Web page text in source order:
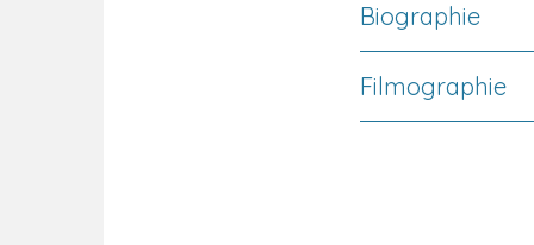
Biographie
Filmographie